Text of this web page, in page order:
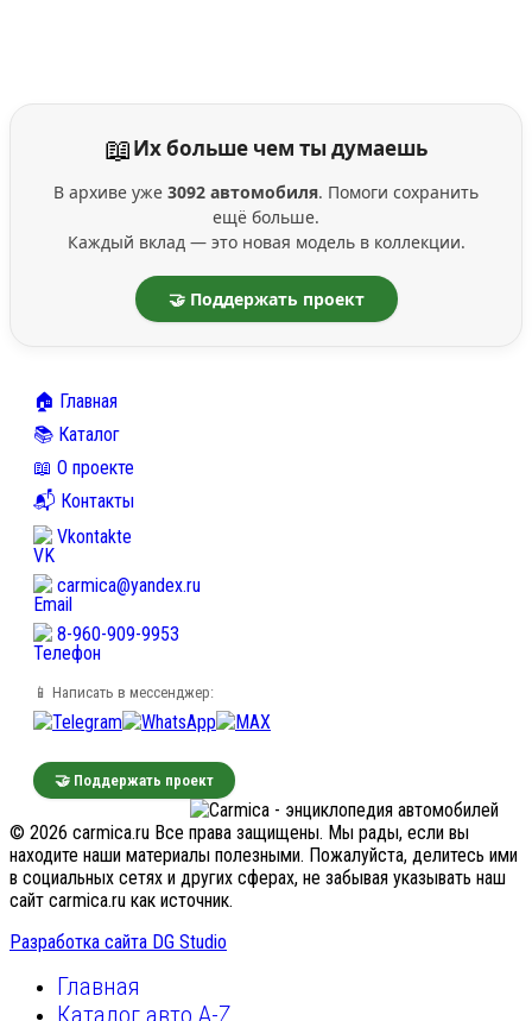
📖Их больше чем ты думаешь
В архиве уже 3092 автомобиля. Помоги сохранить
ещё больше.
Каждый вклад — это новая модель в коллекции.
🤝 Поддержать проект
🏠 Главная
📚 Каталог
📖 О проекте
📬 Контакты
Vkontakte
carmica@yandex.ru
8-960-909-9953
📱 Написать в мессенджер:
🤝 Поддержать проект
© 2026 carmica.ru Все права защищены. Мы рады, если вы
находите наши материалы полезными. Пожалуйста, делитесь ими
в социальных сетях и других сферах, не забывая указывать наш
сайт carmica.ru как источник.
Разработка сайта DG Studio
Главная
Каталог авто A-Z